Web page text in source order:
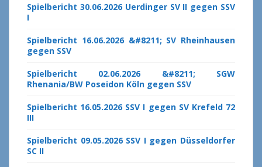
Spielbericht 30.06.2026 Uerdinger SV II gegen SSV
I
Spielbericht 16.06.2026 &#8211; SV Rheinhausen
gegen SSV
Spielbericht 02.06.2026 &#8211; SGW
Rhenania/BW Poseidon Köln gegen SSV
Spielbericht 16.05.2026 SSV I gegen SV Krefeld 72
III
Spielbericht 09.05.2026 SSV I gegen Düsseldorfer
SC II